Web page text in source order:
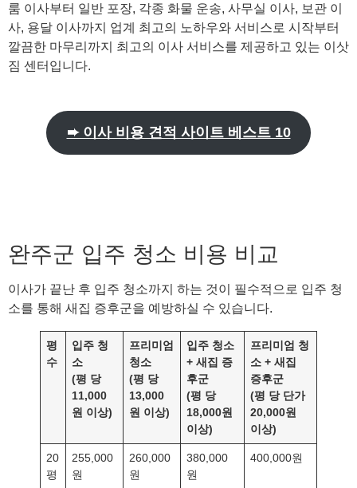
룸 이사부터 일반 포장, 각종 화물 운송, 사무실 이사, 보관 이
사, 용달 이사까지 업계 최고의 노하우와 서비스로 시작부터
깔끔한 마무리까지 최고의 이사 서비스를 제공하고 있는 이삿
짐 센터입니다.
➨ 이사 비용 견적 사이트 베스트 10
완주군 입주 청소 비용 비교
이사가 끝난 후 입주 청소까지 하는 것이 필수적으로 입주 청
소를 통해 새집 증후군을 예방하실 수 있습니다.
평
수
입주 청
소
(평 당
11,000
원 이상)
프리미엄
청소
(평 당
13,000
원 이상)
입주 청소
+ 새집 증
후군
(평 당
18,000원
이상)
프리미엄 청
소 + 새집
증후군
(평 당 단가
20,000원
이상)
20
평
255,000
원
260,000
원
380,000
원
400,000원